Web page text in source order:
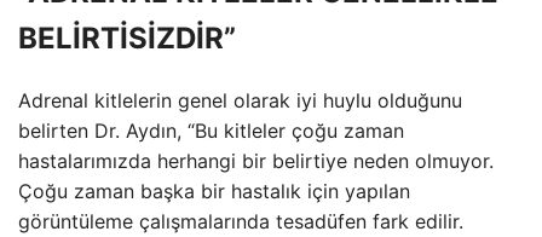
BELİRTİSİZDİR”
Adrenal kitlelerin genel olarak iyi huylu olduğunu
belirten Dr. Aydın, “Bu kitleler çoğu zaman
hastalarımızda herhangi bir belirtiye neden olmuyor.
Çoğu zaman başka bir hastalık için yapılan
görüntüleme çalışmalarında tesadüfen fark edilir.